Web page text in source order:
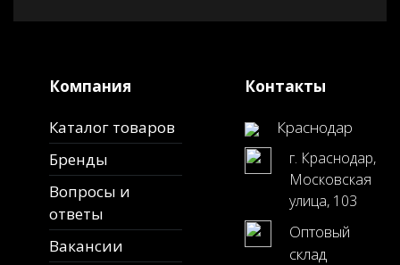
Компания
Каталог товаров
Бренды
Вопросы и
ответы
Вакансии
Контакты
Краснодар
г. Краснодар,
Московская
улица, 103
Оптовый
склад